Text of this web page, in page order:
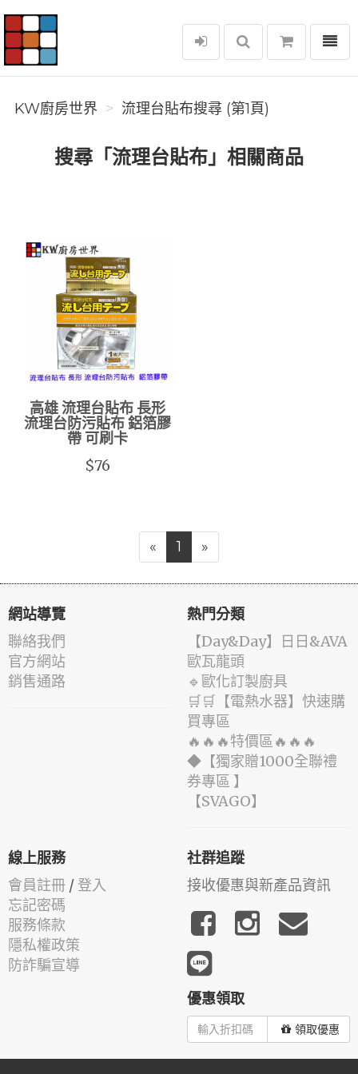
KW廚房世界
選單
KW廚房世界 流理台貼布搜尋 (第1頁)
搜尋「流理台貼布」相關商品
高雄 流理台貼布 長形
流理台防污貼布 鋁箔膠
帶 可刷卡
$76
« 1 »
網站導覽
聯絡我們
官方網站
銷售通路
熱門分類
️【Day&Day】️日日&AVA
歐瓦龍頭
🔹歐化訂製廚具
🛒🛒【電熱水器】快速購
買專區
🔥🔥🔥特價區🔥🔥🔥
◆【獨家贈1000全聯禮
券專區 】
️【SVAGO】️
線上服務
會員註冊 / 登入
忘記密碼
服務條款
隱私權政策
防詐騙宣導
社群追蹤
接收優惠與新產品資訊
優惠領取
領取優惠